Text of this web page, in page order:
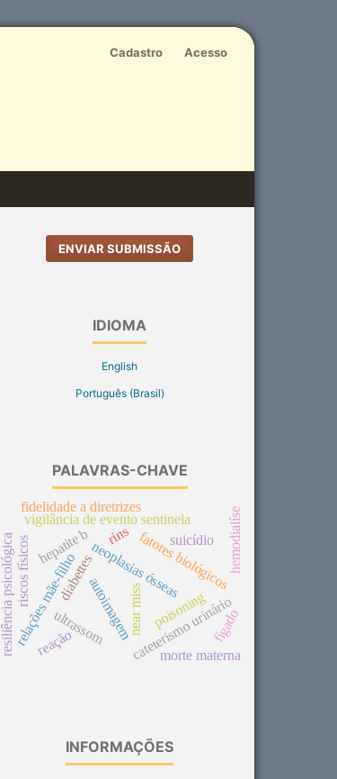
Cadastro Acesso
ENVIAR SUBMISSÃO
IDIOMA
English
Português (Brasil)
PALAVRAS-CHAVE
hepatite bneoplasias ósseas
poisoning
ultrassom cateterismo urinário
near miss
vigilância de evento sentinela
fidelidade a diretrizes
resiliência psicológicarelações mãe-filho
riscos físicos
autoimagem
fatores biológicos
morte materna
suicídio
reação
diabettes
hemodialíse
fígado
rins
INFORMAÇÕES